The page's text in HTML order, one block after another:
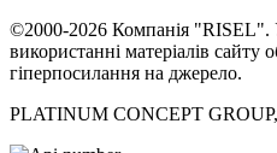
©2000-2026 Компанія "RISEL".
використанні матеріалів сайту
гіперпосилання на джерело.
PLATINUM CONCEPT